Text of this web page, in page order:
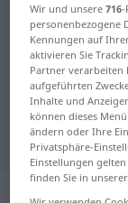
Deutsch-
für
Wir und unsere716-
personenbezogene
Kennungen auf
aktivieren Sie
Partner verarbeiten
aufgeführten
Inhalte und
können dieses
ändern oder Ihre
Privatsphäre-
Einstellungen
finden Sie in